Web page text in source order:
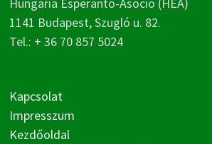
1141 Budapest, Szugló u. 82.
Tel.: + 36 70 857 5024
Kapcsolat
Impresszum
Kezdőoldal